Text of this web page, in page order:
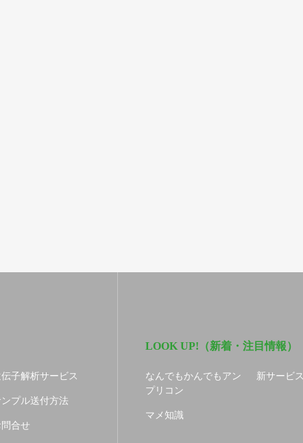
子解析サービス
プル送付方法
合せ
LOOK UP!（新着・注目情報）
なんでもかんでもアン
プリコン
新サービス
マメ知識